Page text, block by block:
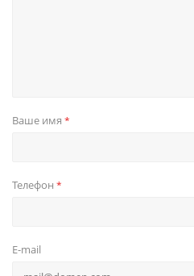
Ваше имя *
Телефон *
E-mail